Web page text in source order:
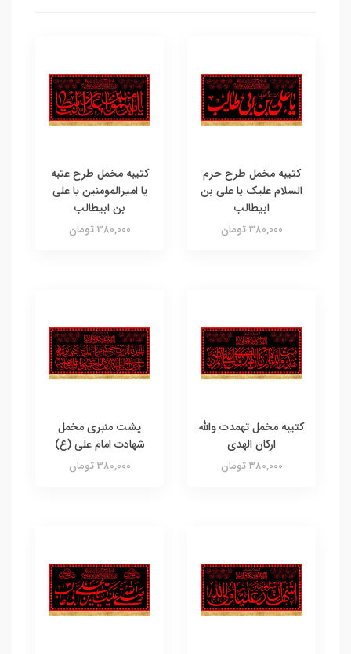
کتیبه مخمل طرح حرم
السلام علیک یا علی بن
ابیطالب
380,000 تومان
کتیبه مخمل طرح عتبه
یا امیرالمومنین یا علی
بن ابیطالب
380,000 تومان
کتیبه مخمل تهمدت والله
ارکان الهدی
380,000 تومان
پشت منبری مخمل
شهادت امام علی (ع)
380,000 تومان